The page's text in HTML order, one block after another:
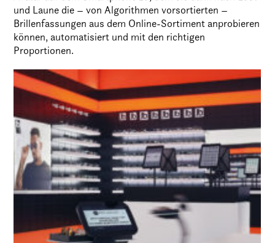
und Laune die – von Algorithmen vorsortierten –
Brillenfassungen aus dem Online-Sortiment anprobieren
können, automatisiert und mit den richtigen
Proportionen.